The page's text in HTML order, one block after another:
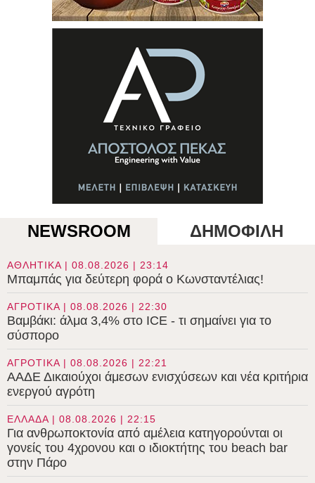
NEWSROOM ΔΗΜΟΦΙΛΗ
ΑΘΛΗΤΙΚΑ | 08.08.2026 | 23:14
Μπαμπάς για δεύτερη φορά ο Κωνσταντέλιας!
ΑΓΡΟΤΙΚΑ | 08.08.2026 | 22:30
Βαμβάκι: άλμα 3,4% στο ICE - τι σημαίνει για το
σύσπορο
ΑΓΡΟΤΙΚΑ | 08.08.2026 | 22:21
ΑΑΔΕ Δικαιούχοι άμεσων ενισχύσεων και νέα κριτήρια
ενεργού αγρότη
ΕΛΛΑΔΑ | 08.08.2026 | 22:15
Για ανθρωποκτονία από αμέλεια κατηγορούνται οι
γονείς του 4χρονου και ο ιδιοκτήτης του beach bar
στην Πάρο